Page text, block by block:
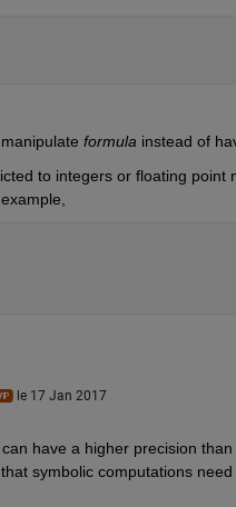
formula instead of
to integers or floating
le 17 Jan 2017
have a higher precision
symbolic computations